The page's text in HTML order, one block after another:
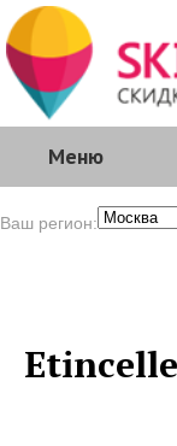
Меню
Ваш регион:
Etincelle